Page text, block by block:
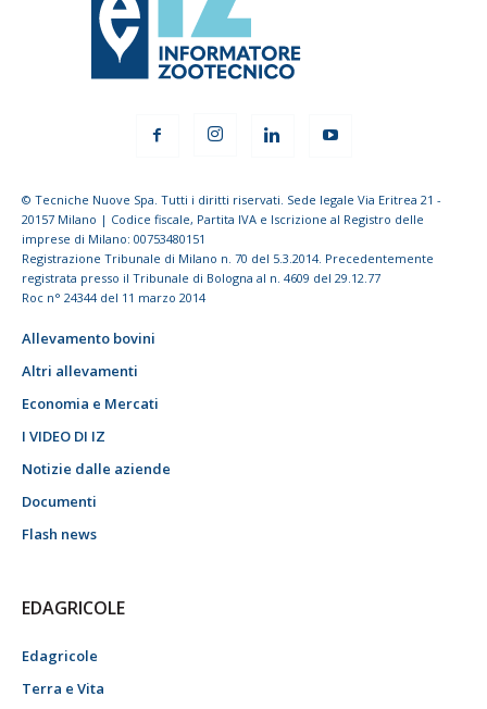
© Tecniche Nuove Spa. Tutti i diritti riservati. Sede legale Via Eritrea 21 -
20157 Milano | Codice fiscale, Partita IVA e Iscrizione al Registro delle
imprese di Milano: 00753480151
Registrazione Tribunale di Milano n. 70 del 5.3.2014. Precedentemente
registrata presso il Tribunale di Bologna al n. 4609 del 29.12.77
Roc n° 24344 del 11 marzo 2014
Allevamento bovini
Altri allevamenti
Economia e Mercati
I VIDEO DI IZ
Notizie dalle aziende
Documenti
Flash news
EDAGRICOLE
Edagricole
Terra e Vita